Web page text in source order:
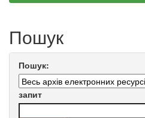
Пошук
Пошук:
запит